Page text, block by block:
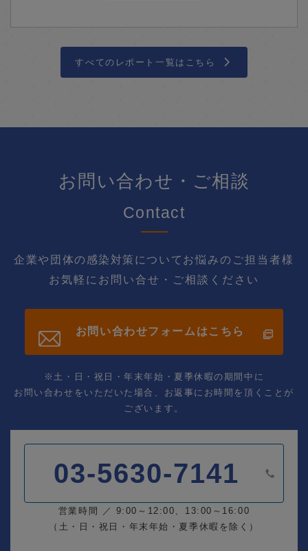
すべてのレポート一覧はこちら
お問い合わせ・ご相談
Contact
企業や団体の感染対策について お悩みのご担当者様
お気軽にお問い合せ・ご相談ください
お問い合わせフォームはこちら
※土・日・祝日・年末年始・夏季休暇の期間中に
お問い合わせをいただいた場合、お返事にお時間を頂くことが
ございます。
03-5630-7141
営業時間
／ 9:00～12:00、13:00～16:00
（土・日・祝日・年末年始・夏季休暇を除く）